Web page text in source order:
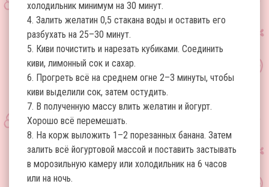
холодильник минимум на 30 минут.
4. Залить желатин 0,5 стакана воды и оставить его
разбухать на 25–30 минут.
5. Киви почистить и нарезать кубиками. Соединить
киви, лимонный сок и сахар.
6. Прогреть всё на среднем огне 2–3 минуты, чтобы
киви выделили сок, затем остудить.
7. В полученную массу влить желатин и йогурт.
Хорошо всё перемешать.
8. На корж выложить 1–2 порезанных банана. Затем
залить всё йогуртовой массой и поставить застывать
в морозильную камеру или холодильник на 6 часов
или на ночь.